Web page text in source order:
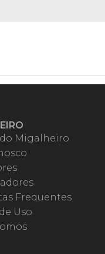
Migalheiro
Frequentes
Uso